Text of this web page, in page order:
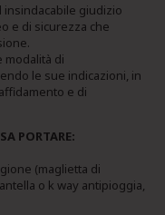
insindacabile giudizio
e di sicurezza che
modalità di
le sue indicazioni, in
e di
PORTARE:
(maglietta di
o k way antipioggia,